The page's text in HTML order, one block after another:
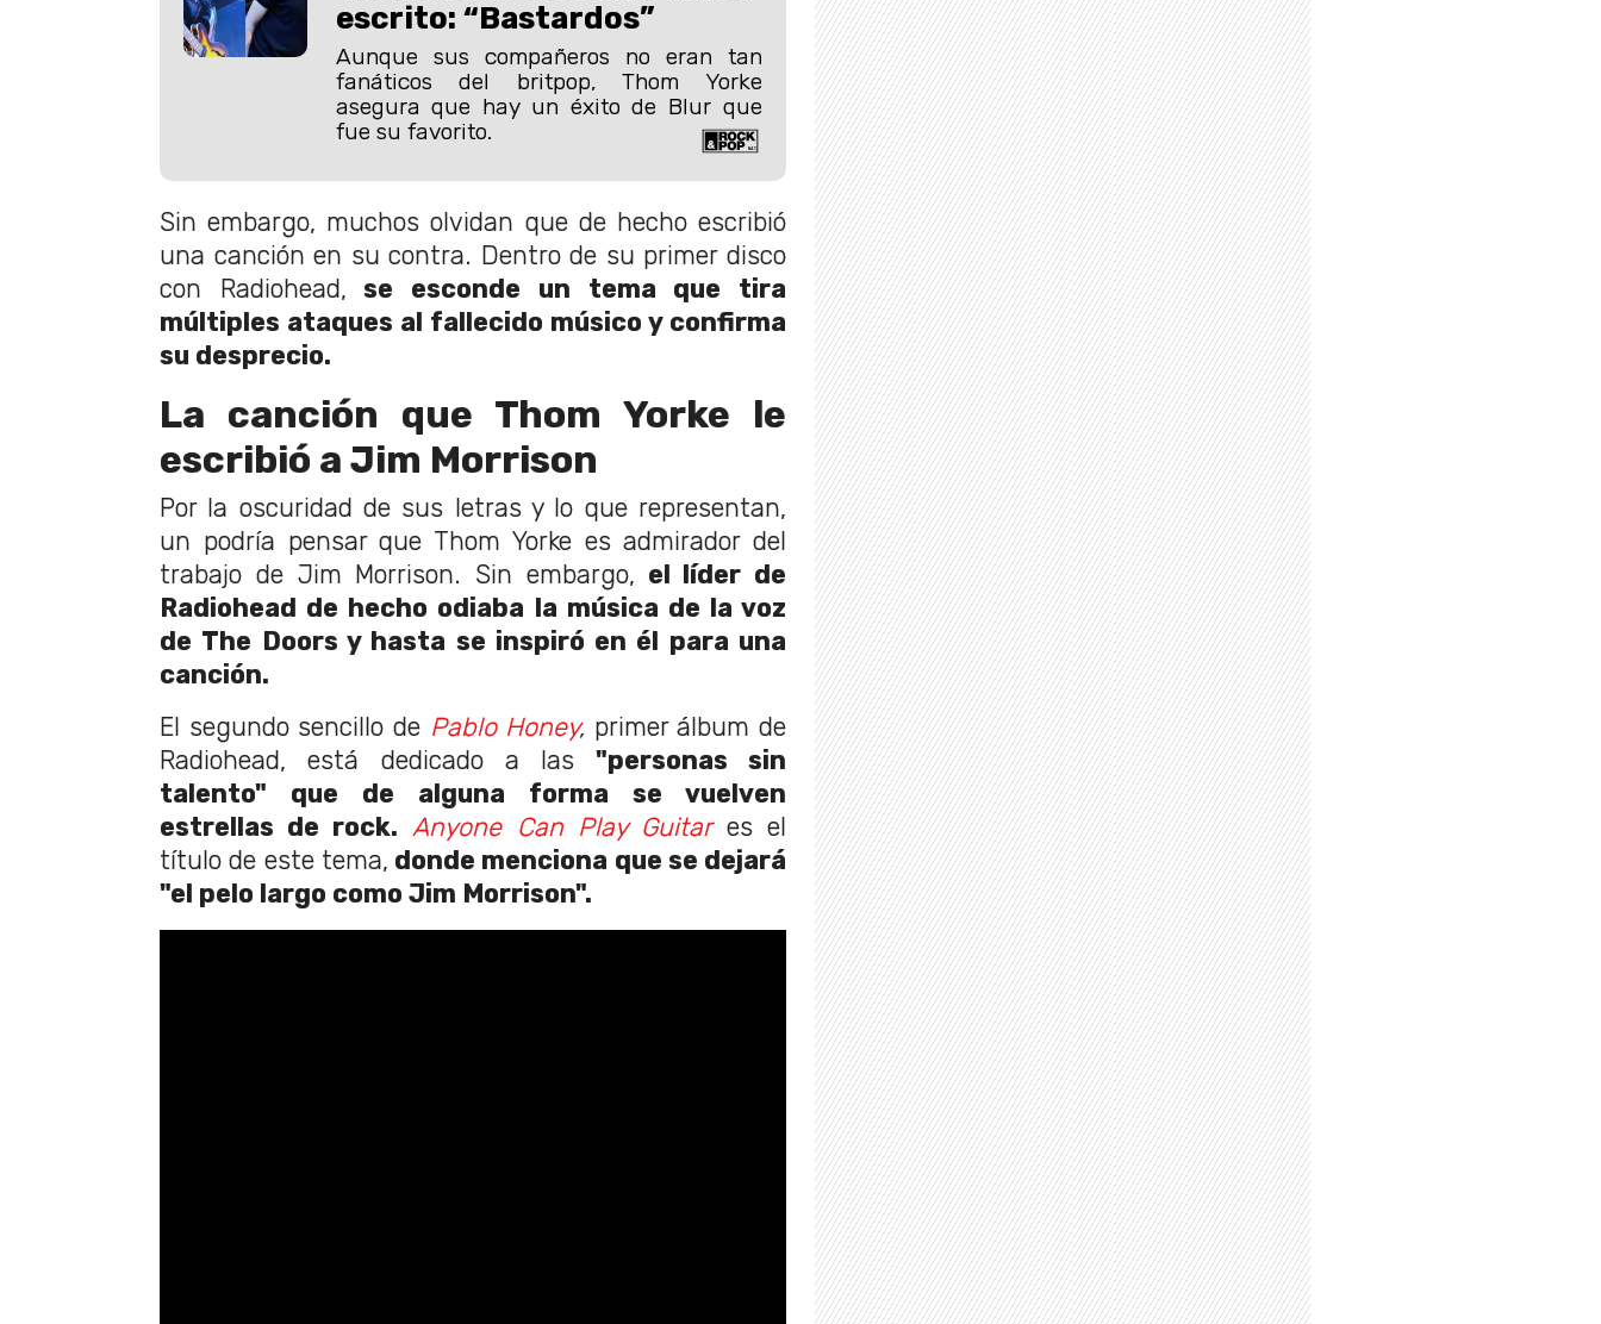
escrito: “Bastardos”
Aunque sus compañeros no eran tan
fanáticos del britpop, Thom Yorke
asegura que hay un éxito de Blur que
fue su favorito.
Sin embargo, muchos olvidan que de hecho escribió
una canción en su contra. Dentro de su primer disco
con Radiohead, se esconde un tema que tira
múltiples ataques al fallecido músico y confirma
su desprecio.
La canción que Thom Yorke le
escribió a Jim Morrison
Por la oscuridad de sus letras y lo que representan,
un podría pensar que Thom Yorke es admirador del
trabajo de Jim Morrison. Sin embargo, el líder de
Radiohead de hecho odiaba la música de la voz
de The Doors y hasta se inspiró en él para una
canción.
El segundo sencillo de Pablo Honey, primer álbum de
Radiohead, está dedicado a las "personas sin
talento" que de alguna forma se vuelven
estrellas de rock. Anyone Can Play Guitar es el
título de este tema, donde menciona que se dejará
"el pelo largo como Jim Morrison".